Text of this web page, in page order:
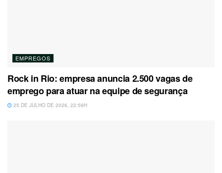
EMPREGOS
Rock in Rio: empresa anuncia 2.500 vagas de
emprego para atuar na equipe de segurança
25 DE JULHO DE 2026, 22:59H